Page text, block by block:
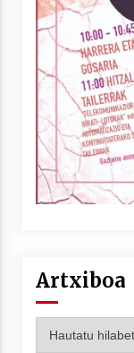
Artxiboa